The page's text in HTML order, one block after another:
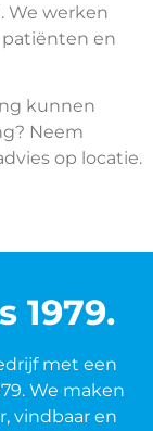
We werken
patiënten en
kunnen
Neem
op locatie.
1979.
met een
We maken
vindbaar en